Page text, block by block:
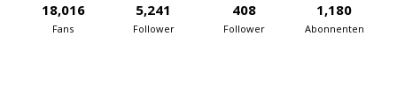
18,016
Fans
5,241
Follower
408
Follower
1,180
Abonnenten